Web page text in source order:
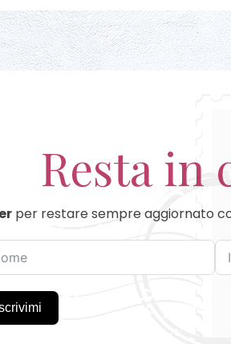
Resta in
per restare sempre aggiornato